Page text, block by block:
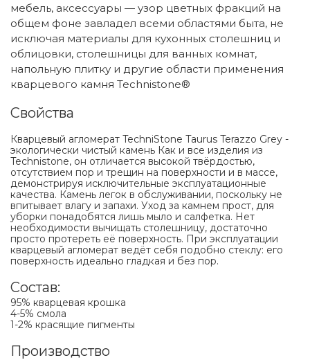
мебель, аксессуары — узор цветных фракций на
общем фоне завладел всеми областями быта, не
исключая материалы для кухонных столешниц и
облицовки, столешницы для ванных комнат,
напольную плитку и другие области применения
кварцевого камня Technistone®
Свойства
Кварцевый агломерат TechniStone Taurus Terazzo Grey -
экологически чистый камень Как и все изделия из
Technistone, он отличается высокой твёрдостью,
отсутствием пор и трещин на поверхности и в массе,
демонстрируя исключительные эксплуатационные
качества. Камень легок в обслуживании, поскольку не
впитывает влагу и запахи. Уход за камнем прост, для
уборки понадобятся лишь мыло и салфетка. Нет
необходимости вычищать столешницу, достаточно
просто протереть её поверхность. При эксплуатации
кварцевый агломерат ведёт себя подобно стеклу: его
поверхность идеально гладкая и без пор.
Состав:
95% кварцевая крошка
4-5% смола
1-2% красящие пигменты
Производство